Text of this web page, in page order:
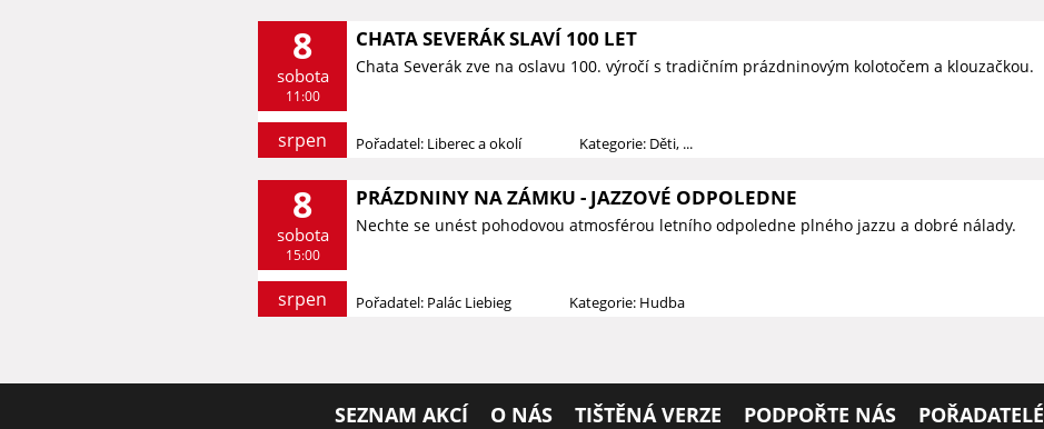
8
sobota
11:00
srpen
CHATA SEVERÁK SLAVÍ 100 LET
Chata Severák zve na oslavu 100. výročí s tradičním prázdninovým kolotočem a klouzačkou.
Pořadatel: Liberec a okolí Kategorie: Děti, ...
8
sobota
15:00
srpen
PRÁZDNINY NA ZÁMKU - JAZZOVÉ ODPOLEDNE
Nechte se unést pohodovou atmosférou letního odpoledne plného jazzu a dobré nálady.
Pořadatel: Palác Liebieg Kategorie: Hudba
SEZNAM AKCÍ O NÁS TIŠTĚNÁ VERZE PODPOŘTE NÁS POŘADATELÉ